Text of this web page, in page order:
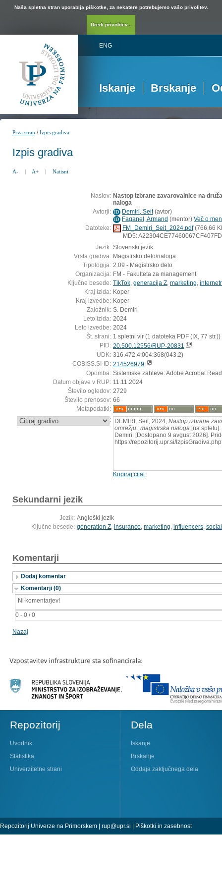
Naša spletna stran uporablja piškotke, za nekatere potrebujemo vašo privolitev.
Uredi privolitev...
ENG
Iskanje Brskanje
Prva stran /Izpis gradiva
Izpis gradiva
A- | A+ | Natisni
Naslov: Nastop izbrane zavarovalnice na
naloga
Avtorji: ID Demiri, Seit(avtor)
ID Faganel, Armand (mentor) Več o
Datoteke:
FM_Demiri_Seit_2024.pdf(766,66
MD5:
Jezik: Slovenski jezik
Vrsta gradiva: Magistrsko delo/naloga
Tipologija: 2.09 - Magistrsko delo
Organizacija: FM - Fakulteta za management
Ključne besede: TikTok generacija Z marketing
Kraj izida: Koper
Kraj izvedbe: Koper
Založnik: S. Demiri
Leto izida: 2024
Leto izvedbe: 2024
Št. strani: 1 spletni vir (1 datoteka PDF (IX, 77 str.))
PID: 20.500.12556/RUP-20831
UDK: 316.472.4:004:368(043.2)
COBISS.SI-ID: 214526979
Opomba: Sistemske zahteve: Adobe Acrobat
Datum objave v RUP: 11.11.2024
Število ogledov: 2729
Število prenosov: 66
Metapodatki:
: DEMIRI, Seit, 2024, Nastop izbrane
omrežju : magistrska naloga [na
Demiri. [Dostopano 9 avgust 2026].
https://repozitorij.upr.si/
Kopiraj citat
Sekundarni jezik
Jezik: Angleški jezik
Ključne besede: generation Z, insurance, marketing, influencers,
Komentarji
Dodaj komentar
Komentarji (0)
0 - 0 / 0
Ni komentarjev!
Nazaj
Repozitorij
Uvodnik
Statistika
Univerzitetne strani
Dela
Iskanje
Brskanje
Oddaja zaključnega dela
Repozitorij Univerze na Primorskem | rup@upr.si Piškotki in zasebnost